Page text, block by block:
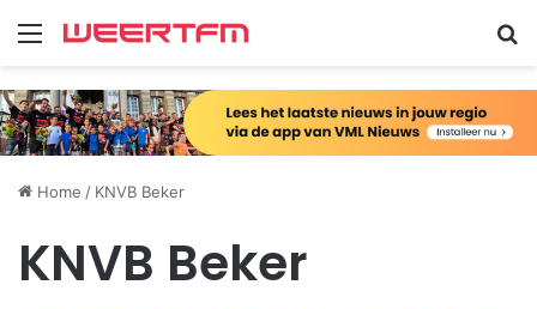
Menu
Home / KNVB Beker
KNVB Beker